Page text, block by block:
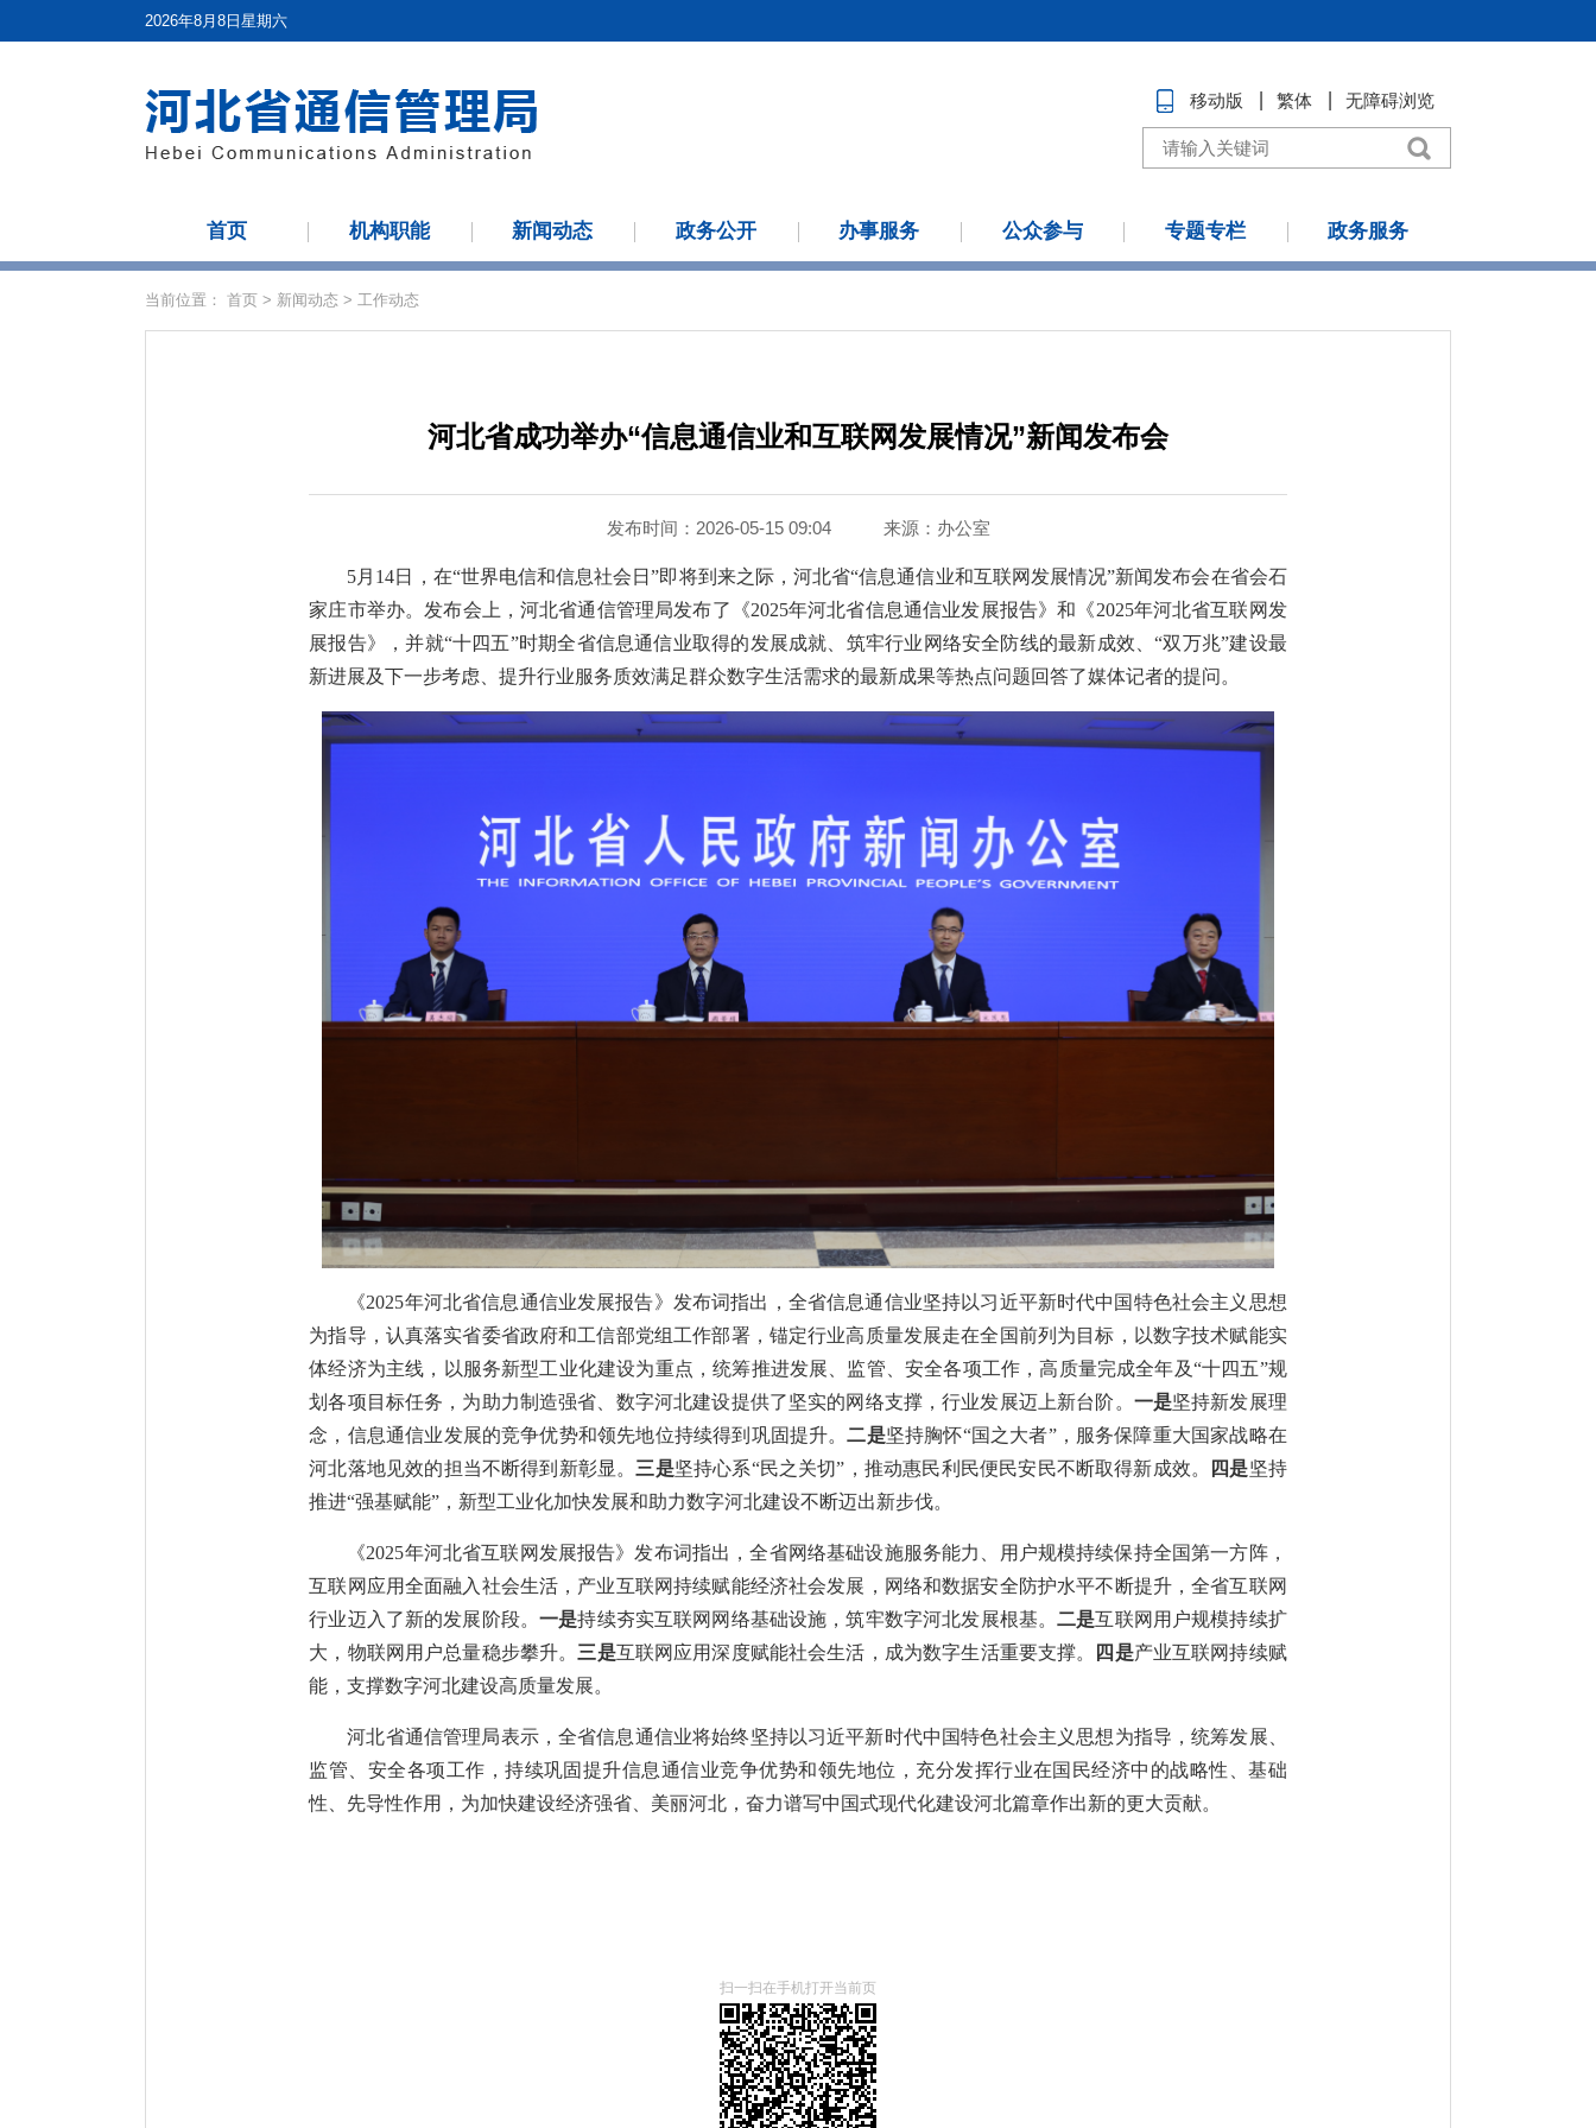
2026年8月8日星期六
移动版 繁体 无障碍浏览
首页 机构职能 新闻动态 政务公开 办事服务 公众参与 专题专栏 政务服务
当前位置： 首页 > 新闻动态 > 工作动态
河北省成功举办“信息通信业和互联网发展情况”新闻发布会
发布时间：2026-05-15 09:04 来源： 办公室
5月14日，在“世界电信和信息社会日”即将到来之际，河北省“信息通信业和互联网发展情况”新闻发布会在省会石
家庄市举办。发布会上，河北省通信管理局发布了《2025年河北省信息通信业发展报告》和《2025年河北省互联网发
展报告》，并就“十四五”时期全省信息通信业取得的发展成就、筑牢行业网络安全防线的最新成效、“双万兆”建设最
新进展及下一步考虑、提升行业服务质效满足群众数字生活需求的最新成果等热点问题回答了媒体记者的提问。
《2025年河北省信息通信业发展报告》发布词指出，全省信息通信业坚持以习近平新时代中国特色社会主义思想
为指导，认真落实省委省政府和工信部党组工作部署，锚定行业高质量发展走在全国前列为目标，以数字技术赋能实
体经济为主线，以服务新型工业化建设为重点，统筹推进发展、监管、安全各项工作，高质量完成全年及“十四五”规
划各项目标任务，为助力制造强省、数字河北建设提供了坚实的网络支撑，行业发展迈上新台阶。 一是坚持新发展理
念，信息通信业发展的竞争优势和领先地位持续得到巩固提升。二是坚持胸怀“国之大者”，服务保障重大国家战略在
河北落地见效的担当不断得到新彰显。 三是坚持心系“民之关切”，推动惠民利民便民安民不断取得新成效。 四是坚持
推进“强基赋能”，新型工业化加快发展和助力数字河北建设不断迈出新步伐。
《2025年河北省互联网发展报告》发布词指出，全省网络基础设施服务能力、用户规模持续保持全国第一方阵，
互联网应用全面融入社会生活，产业互联网持续赋能经济社会发展，网络和数据安全防护水平不断提升，全省互联网
行业迈入了新的发展阶段。一是持续夯实互联网网络基础设施，筑牢数字河北发展根基。二是互联网用户规模持续扩
大，物联网用户总量稳步攀升。 三是互联网应用深度赋能社会生活，成为数字生活重要支撑。 四是产业互联网持续赋
能，支撑数字河北建设高质量发展。
河北省通信管理局表示，全省信息通信业将始终坚持以习近平新时代中国特色社会主义思想为指导，统筹发展、
监管、安全各项工作，持续巩固提升信息通信业竞争优势和领先地位，充分发挥行业在国民经济中的战略性、基础
性、先导性作用，为加快建设经济强省、美丽河北，奋力谱写中国式现代化建设河北篇章作出新的更大贡献。
扫一扫在手机打开当前页